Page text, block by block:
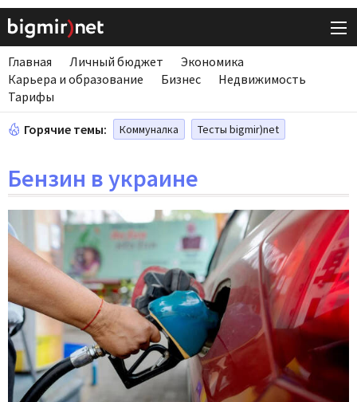
Главная Личный бюджет
Экономика
Карьера и образование
Бизнес
Недвижимость
Тарифы
Горячие темы: Коммуналка Тесты bigmir)net
Бензин в украине